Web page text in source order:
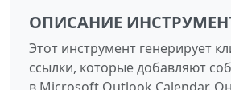
ОПИСАНИЕ
Этот инструмент генерирует
ссылки, которые добавляют